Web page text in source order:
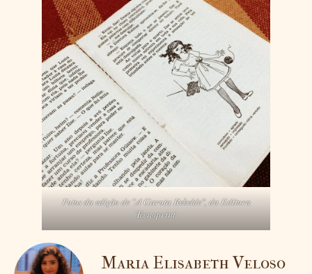
Fotos da edição de “A Garota Rebelde”, da Editora
Tecnoprint.
Maria Elisabeth Veloso